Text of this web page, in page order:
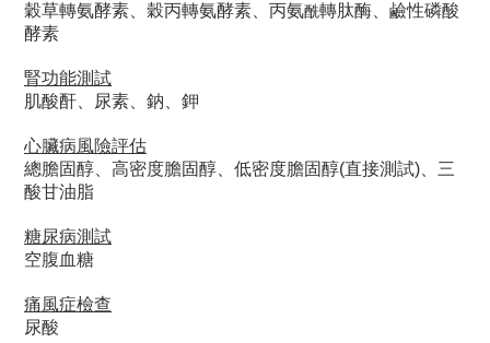
穀草轉氨酵素、穀丙轉氨酵素、丙氨酰轉肽酶、鹼性磷酸
酵素
腎功能測試
肌酸酐、尿素、鈉、鉀
心臟病風險評估
總膽固醇、高密度膽固醇、低密度膽固醇(直接測試)、三
酸甘油脂
糖尿病測試
空腹血糖
痛風症檢查
尿酸